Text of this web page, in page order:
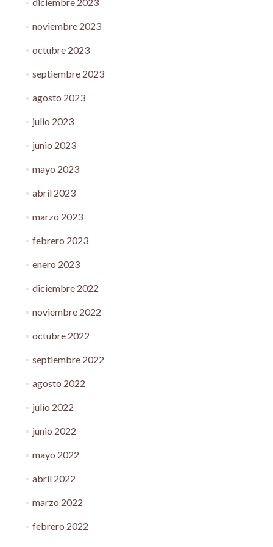
noviembre 2023
octubre 2023
septiembre 2023
agosto 2023
julio 2023
junio 2023
mayo 2023
abril 2023
marzo 2023
febrero 2023
enero 2023
diciembre 2022
noviembre 2022
octubre 2022
septiembre 2022
agosto 2022
julio 2022
junio 2022
mayo 2022
abril 2022
marzo 2022
febrero 2022